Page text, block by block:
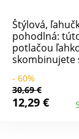
Štýlová,
pohodlná:
potlačou
skombinujete
vzdušného
Tuniský výstrih
prekrížením
- 60%
30,69 €
12,29 €